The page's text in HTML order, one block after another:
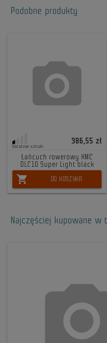
Podobne produkty
Ostatnie sztuki
386,55 zł
Łańcuch rowerowy KMC
DLC10 Super Light black
shopping_cart DO KOSZYKA
Najczęściej kupowane w